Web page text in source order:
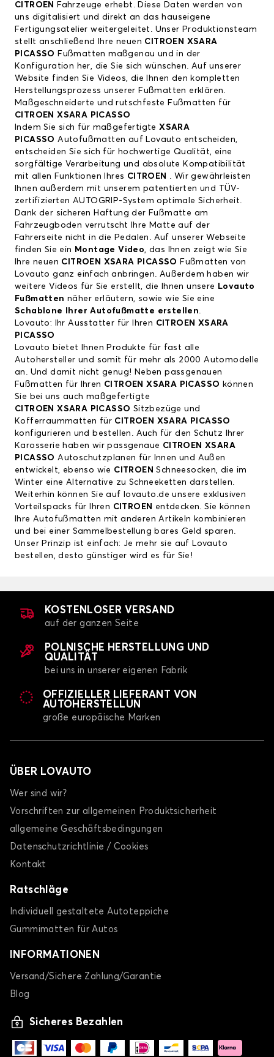
CITROEN
Fahrzeuge erhebt. Diese Daten werden von
uns digitalisiert und direkt an das hauseigene
Fertigungsatelier weitergeleitet. Unser Produktionsteam
stellt anschließend Ihre neuen CITROEN XSARA
PICASSO Fußmatten maßgenau und in der
Konfiguration her, die Sie sich wünschen. Auf unserer
Website finden Sie Videos, die Ihnen den kompletten
Herstellungsprozess unserer Fußmatten erklären.
Maßgeschneiderte und rutschfeste Fußmatten für
CITROEN XSARA PICASSO
Indem Sie sich für maßgefertigteXSARA
PICASSOAutofußmatten auf Lovauto entscheiden,
entscheiden Sie sich für hochwertige Qualität, eine
sorgfältige Verarbeitung und absolute Kompatibilität
mit allen Funktionen Ihres CITROEN . Wir gewährleisten
Ihnen außerdem mit unserem patentierten und TÜV-
zertifizierten AUTOGRIP-System optimale Sicherheit.
Dank der sicheren Haftung der Fußmatte am
Fahrzeugboden verrutscht Ihre Matte auf der
Fahrerseite nicht in die Pedalen. Auf unserer Webseite
finden Sie ein Montage Video, das Ihnen zeigt wie Sie
Ihre neuen CITROEN XSARA PICASSO Fußmatten von
Lovauto ganz einfach anbringen. Außerdem haben wir
weitere Videos für Sie erstellt, die Ihnen unsere Lovauto
Fußmatten näher erläutern, sowie wie Sie eine
Schablone Ihrer Autofußmatte erstellen.
Lovauto: Ihr Ausstatter für Ihren CITROEN XSARA
PICASSO
Lovauto bietet Ihnen Produkte für fast alle
Autohersteller und somit für mehr als 2000 Automodelle
an. Und damit nicht genug! Neben passgenauen
Fußmatten für Ihren CITROEN XSARA PICASSO können
Sie bei uns auch maßgefertigte
CITROEN XSARA PICASSO Sitzbezüge und
Kofferraummatten für CITROEN XSARA PICASSO
konfigurieren und bestellen. Auch für den Schutz Ihrer
Karosserie haben wir passgenaue CITROEN XSARA
PICASSOAutoschutzplanen für Innen und Außen
entwickelt, ebenso wie CITROENSchneesocken, die im
Winter eine Alternative zu Schneeketten darstellen.
Weiterhin können Sie auf lovauto.de unsere exklusiven
Vorteilspacks für Ihren CITROEN entdecken. Sie können
Ihre Autofußmatten mit anderen Artikeln kombinieren
und bei einer Sammelbestellung bares Geld sparen.
Unser Prinzip ist einfach: Je mehr sie auf Lovauto
bestellen, desto günstiger wird es für Sie!
KOSTENLOSER VERSAND
auf der ganzen Seite
POLNISCHE HERSTELLUNG UND
QUALITÄT
bei uns in unserer eigenen Fabrik
OFFIZIELLER LIEFERANT VON
AUTOHERSTELLUN
große europäische Marken
ÜBER LOVAUTO
Wer sind wir?
Vorschriften zur allgemeinen Produktsicherheit
allgemeine Geschäftsbedingungen
Datenschutzrichtlinie / Cookies
Kontakt
Ratschläge
Individuell gestaltete Autoteppiche
Gummimatten für Autos
INFORMATIONEN
Versand/Sichere Zahlung/Garantie
Blog
Sicheres Bezahlen